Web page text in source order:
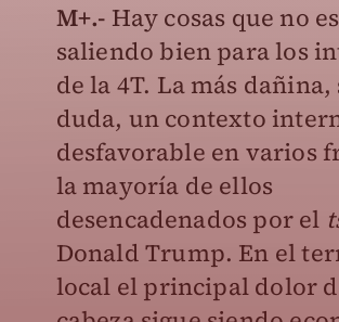
M+.- Hay cosas que no
saliendo bien para los
de la 4T. La más dañina,
duda, un contexto
desfavorable en varios
la mayoría de ellos
desencadenados por el
Donald Trump. En el
local el principal dolor